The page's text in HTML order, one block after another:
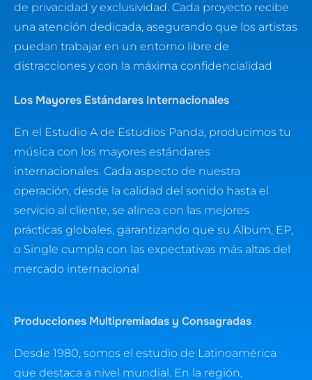
de privacidad y exclusividad. Cada proyecto recibe
una atención dedicada, asegurando que los artistas
puedan trabajar en un entorno libre de
distracciones y con la máxima confidencialidad
Los Mayores Estándares Internacionales
En el Estudio A de Estudios Panda, producimos tu
música con los mayores estándares
internacionales. Cada aspecto de nuestra
operación, desde la calidad del sonido hasta el
servicio al cliente, se alinea con las mejores
prácticas globales, garantizando que su Álbum, EP,
o Single cumpla con las expectativas más altas del
mercado internacional
Producciones Multipremiadas y Consagradas
Desde 1980, somos el estudio de Latinoamérica
que destaca a nivel mundial. En la región,